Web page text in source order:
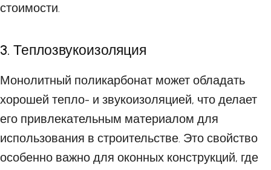
стоимости.
3. Теплозвукоизоляция
Монолитный поликарбонат может обладать
хорошей тепло- и звукоизоляцией, что делает
его привлекательным материалом для
использования в строительстве. Это свойство
особенно важно для оконных конструкций, где